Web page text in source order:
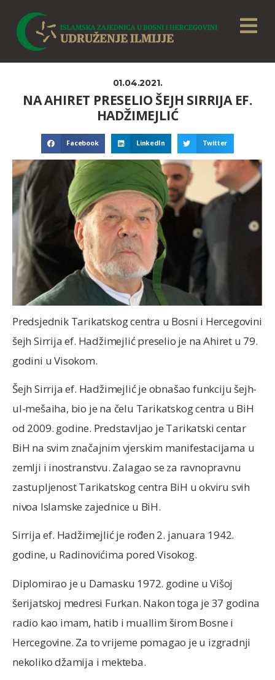
01.04.2021.
NA AHIRET PRESELIO ŠEJH SIRRIJA EF.
HADŽIMEJLIĆ
Facebook LinkedIn Twitter
Predsjednik Tarikatskog centra u Bosni i Hercegovini
šejh Sirrija ef. Hadžimejlić preselio je na Ahiret u 79.
godini u Visokom.
Šejh Sirrija ef. Hadžimejlić je obnašao funkciju šejh-
ul-mešaiha, bio je na čelu Tarikatskog centra u BiH
od 2009. godine. Predstavljao je Tarikatski centar
BiH na svim značajnim vjerskim manifestacijama u
zemlji i inostranstvu. Zalagao se za ravnopravnu
zastupljenost Tarikatskog centra BiH u okviru svih
nivoa Islamske zajednice u BiH.
Sirrija ef. Hadžimejlić je rođen 2. januara 1942.
godine, u Radinovićima pored Visokog.
Diplomirao je u Damasku 1972. godine u Višoj
šerijatskoj medresi Furkan. Nakon toga je 37 godina
radio kao imam, hatib i muallim širom Bosne i
Hercegovine. Za to vrijeme pomagao je u izgradnji
nekoliko džamija i mekteba.